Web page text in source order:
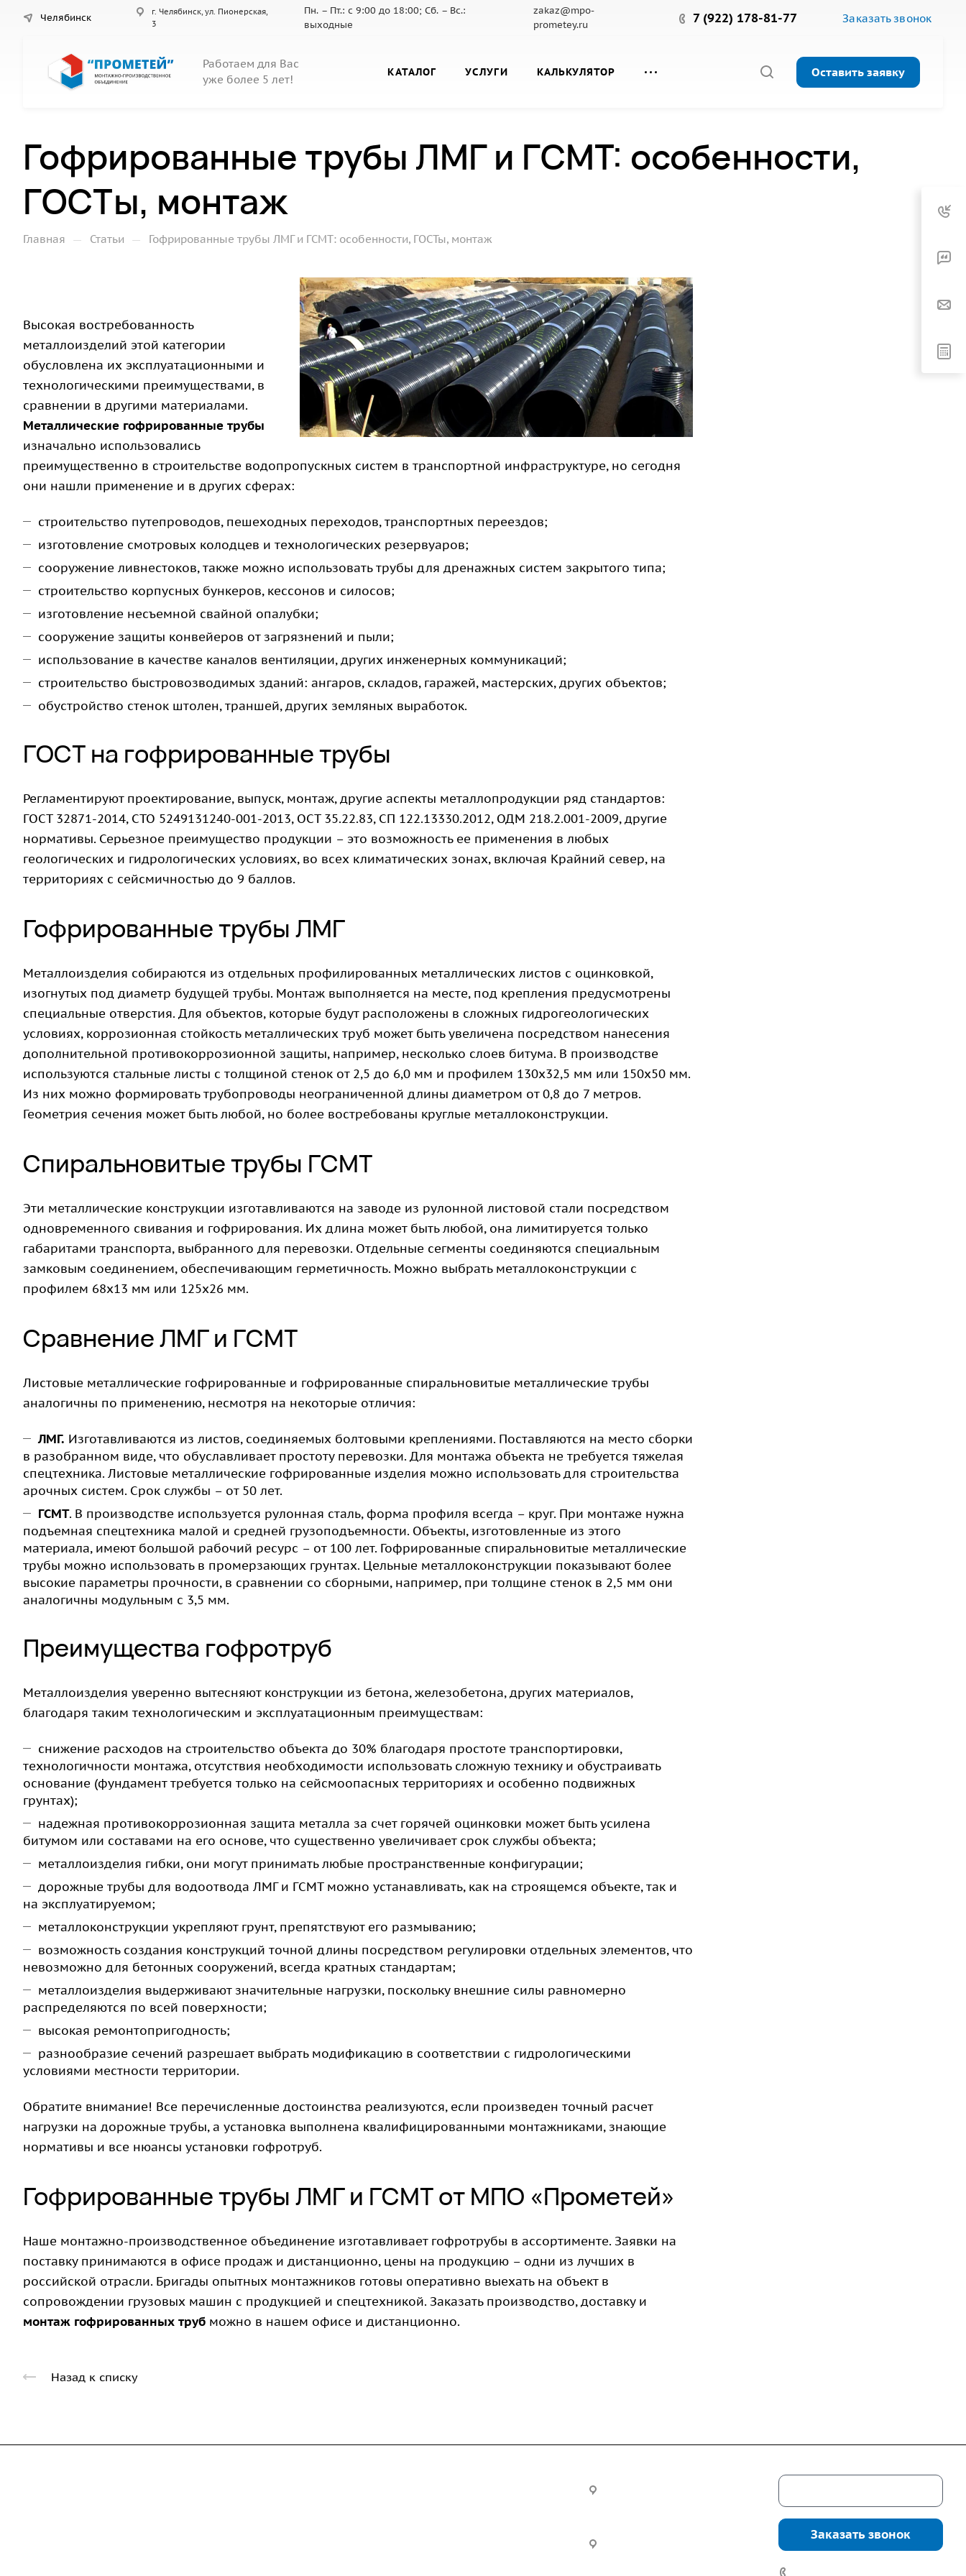
Челябинск
г. Челябинск, ул. Пионерская,
3
Пн. – Пт.: с 9:00 до 18:00; Сб. – Вс.:
выходные
zakaz@mpo-
prometey.ru
7 (922) 178-81-77 Заказать звонок
Работаем для Вас
уже более 5 лет!
КАТАЛОГ УСЛУГИ КАЛЬКУЛЯТОР Оставить заявку
Гофрированные трубы ЛМГ и ГСМТ: особенности,
ГОСТы, монтаж
Главная — Статьи — Гофрированные трубы ЛМГ и ГСМТ: особенности, ГОСТы, монтаж
Высокая востребованность
металлоизделий этой категории
обусловлена их эксплуатационными и
технологическими преимуществами, в
сравнении в другими материалами.
Металлические гофрированные трубы
изначально использовались
преимущественно в строительстве водопропускных систем в транспортной инфраструктуре, но сегодня
они нашли применение и в других сферах:
строительство путепроводов, пешеходных переходов, транспортных переездов;
изготовление смотровых колодцев и технологических резервуаров;
сооружение ливнестоков, также можно использовать трубы для дренажных систем закрытого типа;
строительство корпусных бункеров, кессонов и силосов;
изготовление несъемной свайной опалубки;
сооружение защиты конвейеров от загрязнений и пыли;
использование в качестве каналов вентиляции, других инженерных коммуникаций;
строительство быстровозводимых зданий: ангаров, складов, гаражей, мастерских, других объектов;
обустройство стенок штолен, траншей, других земляных выработок.
ГОСТ на гофрированные трубы
Регламентируют проектирование, выпуск, монтаж, другие аспекты металлопродукции ряд стандартов:
ГОСТ 32871-2014, СТО 5249131240-001-2013, ОСТ 35.22.83, СП 122.13330.2012, ОДМ 218.2.001-2009, другие
нормативы. Серьезное преимущество продукции – это возможность ее применения в любых
геологических и гидрологических условиях, во всех климатических зонах, включая Крайний север, на
территориях с сейсмичностью до 9 баллов.
Гофрированные трубы ЛМГ
Металлоизделия собираются из отдельных профилированных металлических листов с оцинковкой,
изогнутых под диаметр будущей трубы. Монтаж выполняется на месте, под крепления предусмотрены
специальные отверстия. Для объектов, которые будут расположены в сложных гидрогеологических
условиях, коррозионная стойкость металлических труб может быть увеличена посредством нанесения
дополнительной противокоррозионной защиты, например, несколько слоев битума. В производстве
используются стальные листы с толщиной стенок от 2,5 до 6,0 мм и профилем 130х32,5 мм или 150х50 мм.
Из них можно формировать трубопроводы неограниченной длины диаметром от 0,8 до 7 метров.
Геометрия сечения может быть любой, но более востребованы круглые металлоконструкции.
Спиральновитые трубы ГСМТ
Эти металлические конструкции изготавливаются на заводе из рулонной листовой стали посредством
одновременного свивания и гофрирования. Их длина может быть любой, она лимитируется только
габаритами транспорта, выбранного для перевозки. Отдельные сегменты соединяются специальным
замковым соединением, обеспечивающим герметичность. Можно выбрать металлоконструкции с
профилем 68х13 мм или 125х26 мм.
Сравнение ЛМГ и ГСМТ
Листовые металлические гофрированные и гофрированные спиральновитые металлические трубы
аналогичны по применению, несмотря на некоторые отличия:
ЛМГ. Изготавливаются из листов, соединяемых болтовыми креплениями. Поставляются на место сборки
в разобранном виде, что обуславливает простоту перевозки. Для монтажа объекта не требуется тяжелая
спецтехника. Листовые металлические гофрированные изделия можно использовать для строительства
арочных систем. Срок службы – от 50 лет.
ГСМТ. В производстве используется рулонная сталь, форма профиля всегда – круг. При монтаже нужна
подъемная спецтехника малой и средней грузоподъемности. Объекты, изготовленные из этого
материала, имеют большой рабочий ресурс – от 100 лет. Гофрированные спиральновитые металлические
трубы можно использовать в промерзающих грунтах. Цельные металлоконструкции показывают более
высокие параметры прочности, в сравнении со сборными, например, при толщине стенок в 2,5 мм они
аналогичны модульным с 3,5 мм.
Преимущества гофротруб
Металлоизделия уверенно вытесняют конструкции из бетона, железобетона, других материалов,
благодаря таким технологическим и эксплуатационным преимуществам:
снижение расходов на строительство объекта до 30% благодаря простоте транспортировки,
технологичности монтажа, отсутствия необходимости использовать сложную технику и обустраивать
основание (фундамент требуется только на сейсмоопасных территориях и особенно подвижных
грунтах);
надежная противокоррозионная защита металла за счет горячей оцинковки может быть усилена
битумом или составами на его основе, что существенно увеличивает срок службы объекта;
металлоизделия гибки, они могут принимать любые пространственные конфигурации;
дорожные трубы для водоотвода ЛМГ и ГСМТ можно устанавливать, как на строящемся объекте, так и
на эксплуатируемом;
металлоконструкции укрепляют грунт, препятствуют его размыванию;
возможность создания конструкций точной длины посредством регулировки отдельных элементов, что
невозможно для бетонных сооружений, всегда кратных стандартам;
металлоизделия выдерживают значительные нагрузки, поскольку внешние силы равномерно
распределяются по всей поверхности;
высокая ремонтопригодность;
разнообразие сечений разрешает выбрать модификацию в соответствии с гидрологическими
условиями местности территории.
Обратите внимание! Все перечисленные достоинства реализуются, если произведен точный расчет
нагрузки на дорожные трубы, а установка выполнена квалифицированными монтажниками, знающие
нормативы и все нюансы установки гофротруб.
Гофрированные трубы ЛМГ и ГСМТ от МПО «Прометей»
Наше монтажно-производственное объединение изготавливает гофротрубы в ассортименте. Заявки на
поставку принимаются в офисе продаж и дистанционно, цены на продукцию – одни из лучших в
российской отрасли. Бригады опытных монтажников готовы оперативно выехать на объект в
сопровождении грузовых машин с продукцией и спецтехникой. Заказать производство, доставку и
монтаж гофрированных труб можно в нашем офисе и дистанционно.
Назад к списку
Заказать звонок